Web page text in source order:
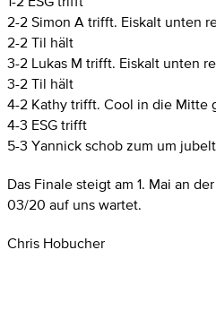
2-2 Simon A trifft. Eiskalt unten
2-2 Til hält
3-2 Lukas M trifft. Eiskalt unten
3-2 Til hält
4-2 Kathy trifft. Cool in die Mitte
4-3 ESG trifft
5-3 Yannick schob zum um
Das Finale steigt am 1. Mai an
03/20 auf uns wartet.
Chris Hobucher